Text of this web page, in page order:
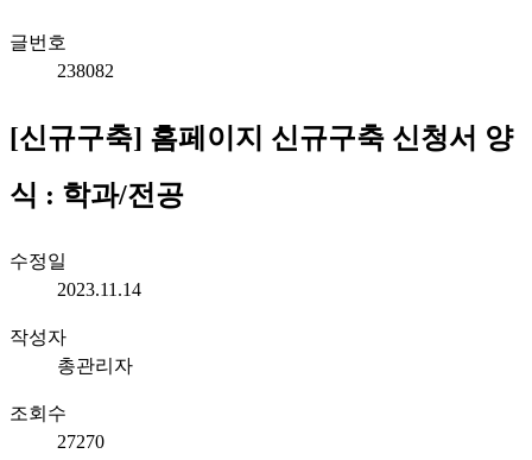
글번호
238082
[신규구축] 홈페이지 신규구축 신청서 양
식 : 학과/전공
수정일
2023.11.14
작성자
총관리자
조회수
27270